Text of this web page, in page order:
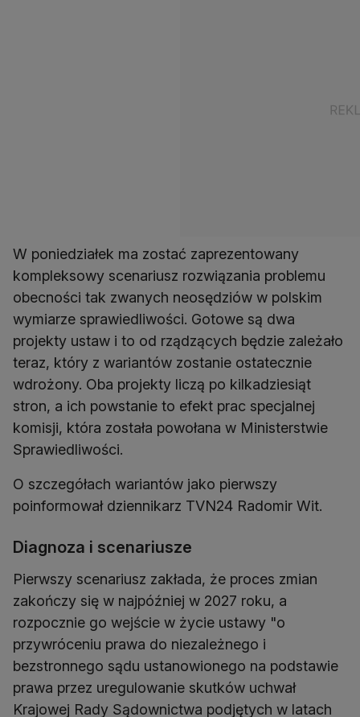
W poniedziałek ma zostać zaprezentowany
kompleksowy scenariusz rozwiązania problemu
obecności tak zwanych neosędziów w polskim
wymiarze sprawiedliwości. Gotowe są dwa
projekty ustaw i to od rządzących będzie zależało
teraz, który z wariantów zostanie ostatecznie
wdrożony. Oba projekty liczą po kilkadziesiąt
stron, a ich powstanie to efekt prac specjalnej
komisji, która została powołana w Ministerstwie
Sprawiedliwości.
O szczegółach wariantów jako pierwszy
poinformował dziennikarz TVN24 Radomir Wit.
Diagnoza i scenariusze
Pierwszy scenariusz zakłada, że proces zmian
zakończy się w najpóźniej w 2027 roku, a
rozpocznie go wejście w życie ustawy "o
przywróceniu prawa do niezależnego i
bezstronnego sądu ustanowionego na podstawie
prawa przez uregulowanie skutków uchwał
Krajowej Rady Sądownictwa podjętych w latach